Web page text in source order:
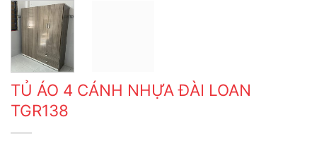
TỦ ÁO 4 CÁNH NHỰA ĐÀI LOAN
TGR138